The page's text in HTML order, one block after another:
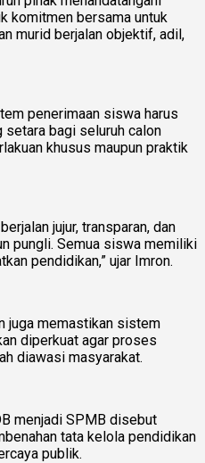
komitmen bersama untuk
murid berjalan objektif, adil,
penerimaan siswa harus
bagi seluruh calon
khusus maupun praktik
jujur, transparan, dan
pungli. Semua siswa memiliki
pendidikan,” ujar Imron.
juga memastikan sistem
diperkuat agar proses
diawasi masyarakat.
menjadi SPMB disebut
tata kelola pendidikan
publik.